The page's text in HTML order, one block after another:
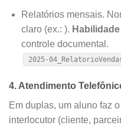
Relatórios mensais.
claro (ex.: ).
controle documental.
2025-
4. Atendimento
Em duplas, um aluno faz
interlocutor (cliente,